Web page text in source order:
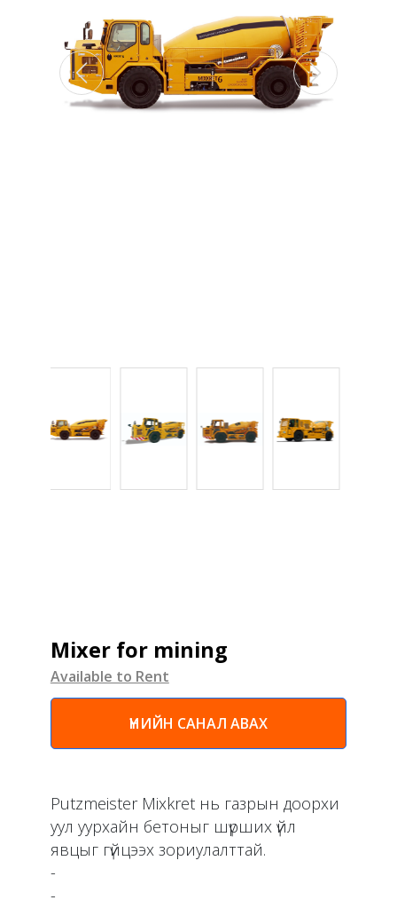
Mixer for mining
Available to Rent
ҮНИЙН САНАЛ АВАХ
Putzmeister Mixkret нь газрын доорхи
уул уурхайн бетоныг шүрших үйл
явцыг гүйцээх зориулалттай.
-
-